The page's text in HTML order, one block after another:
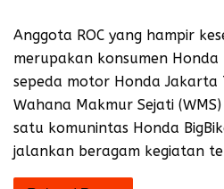
Anggota ROC yang hampir
merupakan konsumen Honda
sepeda motor Honda Jakarta
Wahana Makmur Sejati
satu komunintas Honda
jalankan beragam kegiatan